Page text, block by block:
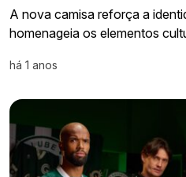
A nova camisa reforça a
homenageia os elementos
há 1 anos